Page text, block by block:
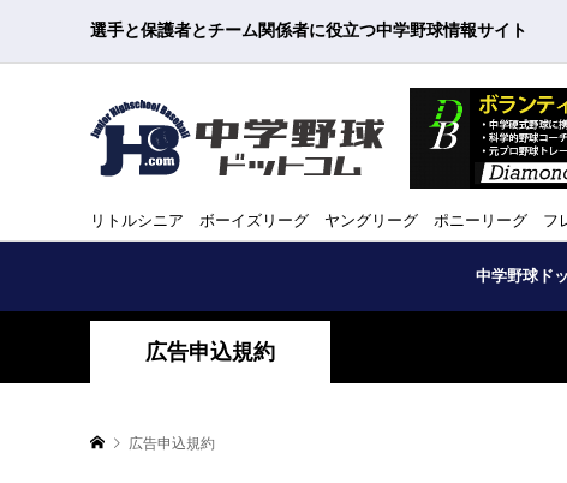
選手と保護者とチーム関係者に役立つ中学野球情報サイト
リトルシニア ボーイズリーグ ヤングリーグ ポニーリーグ フ
中学野球ド
広告申込規約
広告申込規約